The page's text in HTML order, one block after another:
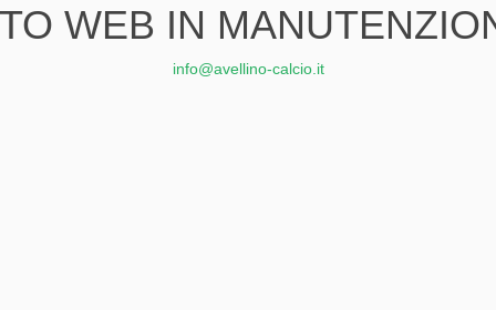
WEB IN
info@avellino-calcio.it